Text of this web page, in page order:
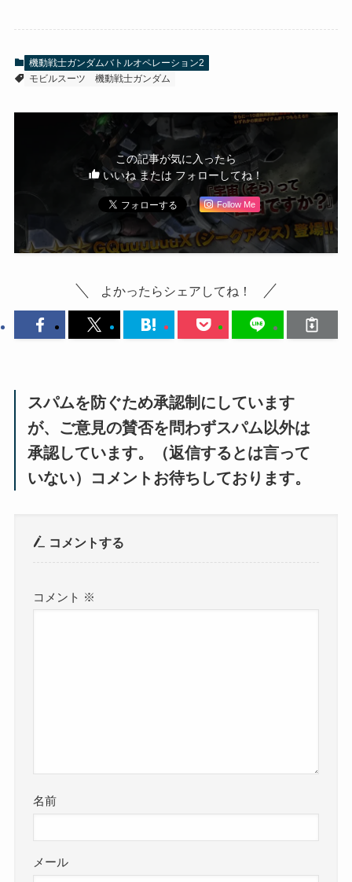
機動戦士ガンダムバトルオペレーション2
モビルスーツ
機動戦士ガンダム
この記事が気に入ったら
いいね または フォローしてね！
Follow Me
よかったらシェアしてね！
スパムを防ぐため承認制にしています
が、ご意見の賛否を問わずスパム以外は
承認しています。（返信するとは言って
いない）コメントお待ちしております。
コメントする
コメント ※
名前
メール